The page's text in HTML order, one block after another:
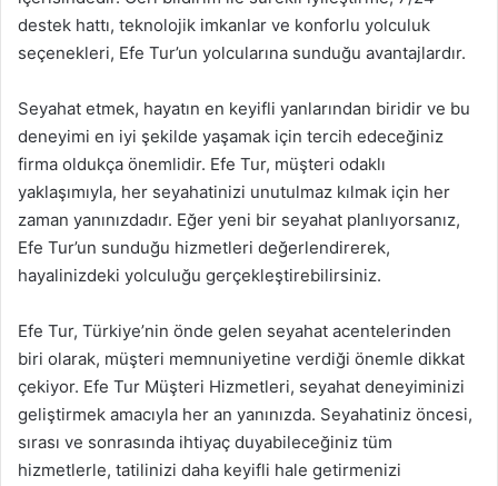
destek hattı, teknolojik imkanlar ve konforlu yolculuk
seçenekleri, Efe Tur’un yolcularına sunduğu avantajlardır.
Seyahat etmek, hayatın en keyifli yanlarından biridir ve bu
deneyimi en iyi şekilde yaşamak için tercih edeceğiniz
firma oldukça önemlidir. Efe Tur, müşteri odaklı
yaklaşımıyla, her seyahatinizi unutulmaz kılmak için her
zaman yanınızdadır. Eğer yeni bir seyahat planlıyorsanız,
Efe Tur’un sunduğu hizmetleri değerlendirerek,
hayalinizdeki yolculuğu gerçekleştirebilirsiniz.
Efe Tur, Türkiye’nin önde gelen seyahat acentelerinden
biri olarak, müşteri memnuniyetine verdiği önemle dikkat
çekiyor. Efe Tur Müşteri Hizmetleri, seyahat deneyiminizi
geliştirmek amacıyla her an yanınızda. Seyahatiniz öncesi,
sırası ve sonrasında ihtiyaç duyabileceğiniz tüm
hizmetlerle, tatilinizi daha keyifli hale getirmenizi